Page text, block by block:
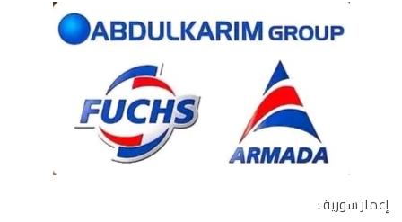
سورية :